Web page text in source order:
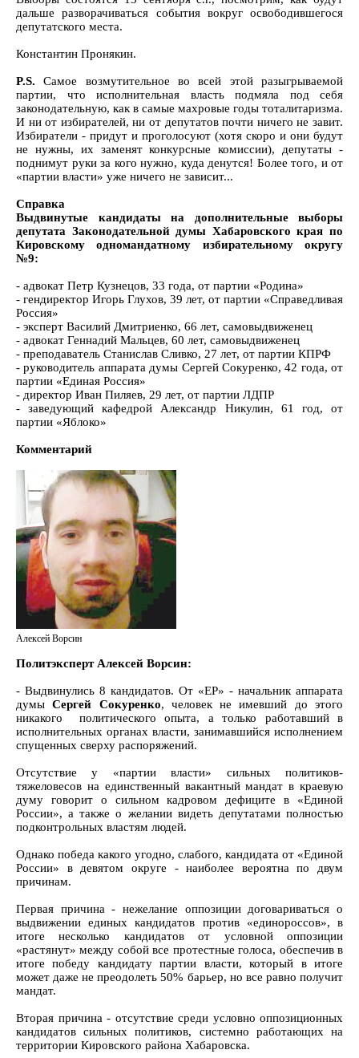
дальше разворачиваться события вокруг освободившегося
депутатского места.
Константин Пронякин.
P.S. Самое возмутительное во всей этой разыгрываемой
партии, что исполнительная власть подмяла под себя
законодательную, как в самые махровые годы тоталитаризма.
И ни от избирателей, ни от депутатов почти ничего не завит.
Избиратели - придут и проголосуют (хотя скоро и они будут
не нужны, их заменят конкурсные комиссии), депутаты -
поднимут руки за кого нужно, куда денутся! Более того, и от
«партии власти» уже ничего не зависит...
Справка
Выдвинутые кандидаты на дополнительные выборы
депутата Законодательной думы Хабаровского края по
Кировскому одномандатному избирательному округу
№9:
- адвокат Петр Кузнецов, 33 года, от партии «Родина»
- гендиректор Игорь Глухов, 39 лет, от партии «Справедливая
Россия»
- эксперт Василий Дмитриенко, 66 лет, самовыдвиженец
- адвокат Геннадий Мальцев, 60 лет, самовыдвиженец
- преподаватель Станислав Сливко, 27 лет, от партии КПРФ
- руководитель аппарата думы Сергей Сокуренко, 42 года, от
партии «Единая Россия»
- директор Иван Пиляев, 29 лет, от партии ЛДПР
- заведующий кафедрой Александр Никулин, 61 год, от
партии «Яблоко»
Комментарий
Алексей Ворсин
Политэксперт Алексей Ворсин:
- Выдвинулись 8 кандидатов. От «ЕР» - начальник аппарата
думыСергей Сокуренко, человек не имевший до этого
никакого политического опыта, а только работавший в
исполнительных органах власти, занимавшийся исполнением
спущенных сверху распоряжений.
Отсутствие у «партии власти» сильных политиков-
тяжеловесов на единственный вакантный мандат в краевую
думу говорит о сильном кадровом дефиците в «Единой
России», а также о желании видеть депутатами полностью
подконтрольных властям людей.
Однако победа какого угодно, слабого, кандидата от «Единой
России» в девятом округе - наиболее вероятна по двум
причинам.
Первая причина - нежелание оппозиции договариваться о
выдвижении единых кандидатов против «единороссов», в
итоге несколько кандидатов от условной оппозиции
«растянут» между собой все протестные голоса, обеспечив в
итоге победу кандидату партии власти, который в итоге
может даже не преодолеть 50% барьер, но все равно получит
мандат.
Вторая причина - отсутствие среди условно оппозиционных
кандидатов сильных политиков, системно работающих на
территории Кировского района Хабаровска.